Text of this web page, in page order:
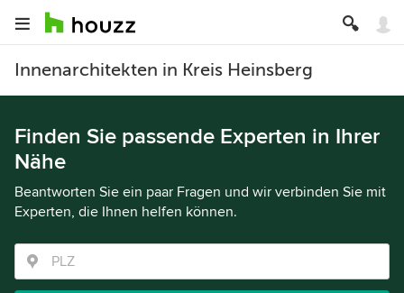
Innenarchitekten in Kreis Heinsberg
Finden Sie passende Experten in Ihrer
Nähe
Beantworten Sie ein paar Fragen und wir verbinden Sie mit
Experten, die Ihnen helfen können.